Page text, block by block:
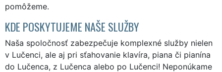
pomôžeme.
KDE POSKYTUJEME NAŠE SLUŽBY
Naša spoločnosť zabezpečuje komplexné služby nielen
v Lučenci, ale aj pri sťahovanie klavíra, piana či pianína
do Lučenca, z Lučenca alebo po Lučenci! Neponúkame